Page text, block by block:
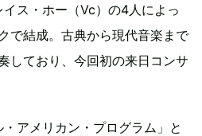
ス・ホー（Vc）の4人によっ
で結成。古典から現代音楽まで
しており、今回初の来日コンサ
アメリカン・プログラム」と